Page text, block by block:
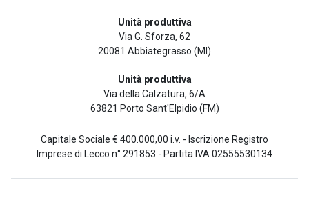
Unità produttiva
Via G. Sforza, 62
20081 Abbiategrasso (MI)
Unità produttiva
Via della Calzatura, 6/A
63821 Porto Sant'Elpidio (FM)
Capitale Sociale € 400.000,00 i.v. - Iscrizione Registro
Imprese di Lecco n° 291853 - Partita IVA 02555530134